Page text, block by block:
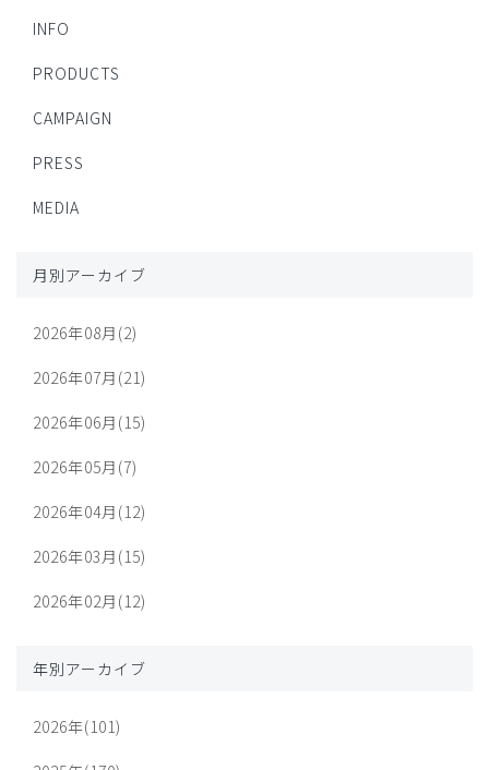
INFO
PRODUCTS
CAMPAIGN
PRESS
MEDIA
月別アーカイブ
2026年08月(2)
2026年07月(21)
2026年06月(15)
2026年05月(7)
2026年04月(12)
2026年03月(15)
2026年02月(12)
年別アーカイブ
2026年(101)